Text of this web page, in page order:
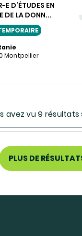
E D’ÉTUDES EN
DE LA DONN...
Montpellier
avez vu 9 résultats
PLUS DE